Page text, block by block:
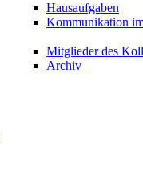
Hausaufgaben
Kommunikation
Mitglieder des
Archiv